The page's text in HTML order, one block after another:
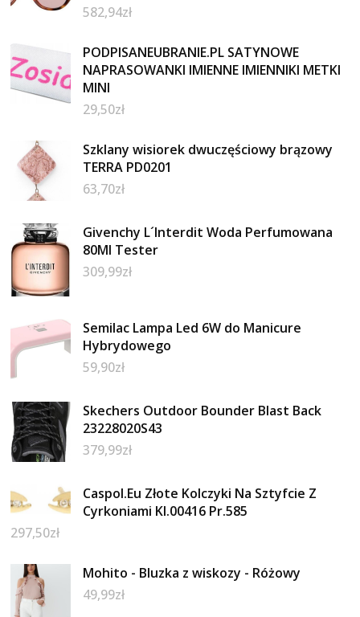
582,94zł
PODPISANEUBRANIE.PL SATYNOWE
NAPRASOWANKI IMIENNE IMIENNIKI METKI
MINI
29,50zł
Szklany wisiorek dwuczęściowy brązowy
TERRA PD0201
63,70zł
Givenchy L´Interdit Woda Perfumowana
80Ml Tester
309,99zł
Semilac Lampa Led 6W do Manicure
Hybrydowego
59,90zł
Skechers Outdoor Bounder Blast Back
23228020S43
379,99zł
Caspol.Eu Złote Kolczyki Na Sztyfcie Z
Cyrkoniami Kl.00416 Pr.585
297,50zł
Mohito - Bluzka z wiskozy - Różowy
49,99zł